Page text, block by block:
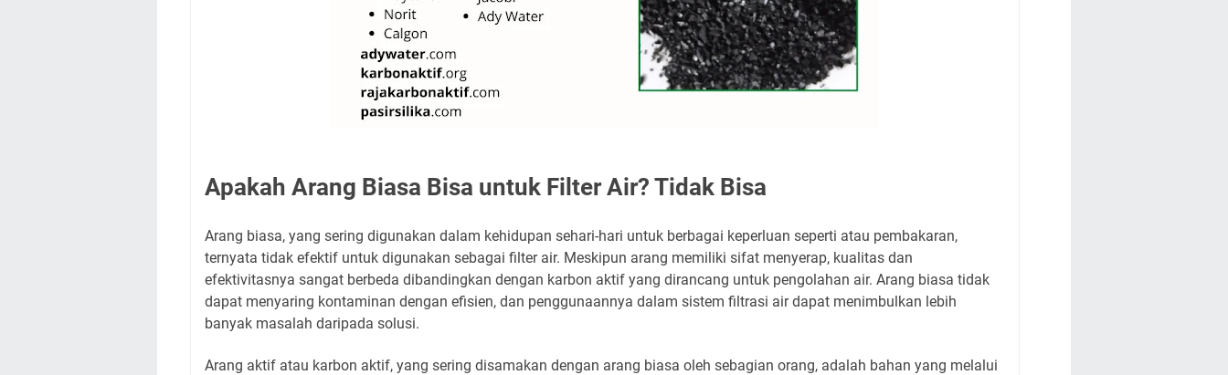
Apakah Arang Biasa Bisa untuk Filter Air? Tidak Bisa
Arang biasa, yang sering digunakan dalam kehidupan sehari-hari untuk berbagai keperluan seperti atau pembakaran,
ternyata tidak efektif untuk digunakan sebagai filter air. Meskipun arang memiliki sifat menyerap, kualitas dan
efektivitasnya sangat berbeda dibandingkan dengan karbon aktif yang dirancang untuk pengolahan air. Arang biasa tidak
dapat menyaring kontaminan dengan efisien, dan penggunaannya dalam sistem filtrasi air dapat menimbulkan lebih
banyak masalah daripada solusi.
Arang aktif atau karbon aktif, yang sering disamakan dengan arang biasa oleh sebagian orang, adalah bahan yang melalui